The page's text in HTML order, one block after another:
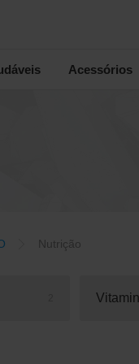
Acessórios
Nutrição